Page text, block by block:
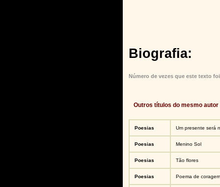
Biografia:
Número de vezes que este texto
Outros títulos do mesmo autor
Poesias Um presente será
Poesias Menino Sol
Poesias Tão flores
Poesias Poema de coragem